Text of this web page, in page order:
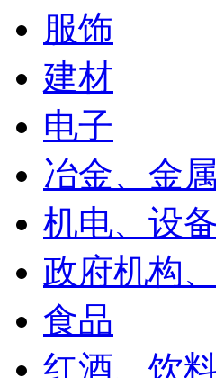
服饰
建材
电子
冶金、金属
机电、设备
政府机构
食品
红酒、饮